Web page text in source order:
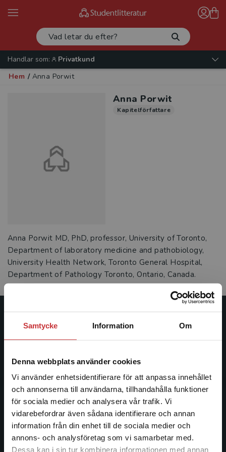
Samtycke Information Om
Denna webbplats använder cookies
Vi använder enhetsidentifierare för att anpassa innehållet
och annonserna till användarna, tillhandahålla funktioner
för sociala medier och analysera vår trafik. Vi
vidarebefordrar även sådana identifierare och annan
information från din enhet till de sociala medier och
annons- och analysföretag som vi samarbetar med.
Dessa kan i sin tur kombinera informationen med annan
Begränsad fraktregion
Handlar som:
Privatkund
Hem / Anna Porwit
Anna Porwit
Kapitelförfattare
Anna Porwit MD, PhD, professor, University of Toronto,
Department of laboratory medicine and pathobiology,
University Health Network, Toronto General Hospital,
Department of Pathology Toronto, Ontario, Canada.
Studentlitteratur
ledande utbildningsförlag. Med läromedel, kurslitteratur,
facklitteratur, utbildningar och digitala
informationstjänster i utbudet, finns Studentlitteratur med
längs hela kunskapsresan.
Kontakta oss
Kontakta oss